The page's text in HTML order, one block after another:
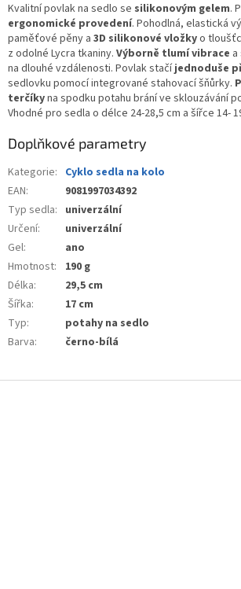
Kvalitní povlak na sedlo se silikonovým gelem.
ergonomické provedení. Pohodlná, elastická
paměťové pěny a 3D silikonové vložkyo
z odolné Lycra tkaniny. Výborně tlumí vibrace
na dlouhé vzdálenosti. Povlak stačíjednoduše
sedlovku pomocí integrované stahovací šňůrky.
terčíkyna spodku potahu brání ve sklouzávání
Vhodné pro sedla o délce 24-28,5 cm a šířce 14-
Doplňkové parametry
Kategorie: Cyklo sedla na kolo
EAN:
9081997034392
Typ sedla: univerzální
Určení:
univerzální
Gel:
ano
Hmotnost:
190 g
Délka:
29,5 cm
Šířka:
17 cm
Typ:
potahy na sedlo
Barva: černo-bílá